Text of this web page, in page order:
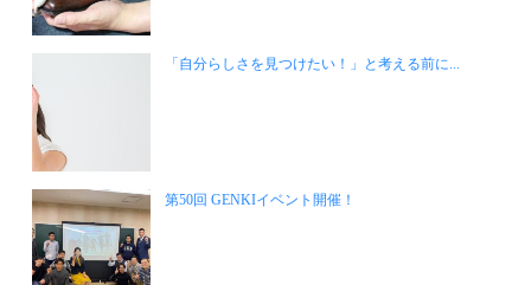
「自分らしさを見つけたい！」と考える前に...
第50回 GENKIイベント開催！